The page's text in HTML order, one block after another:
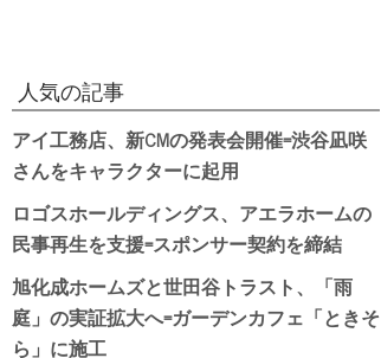
人気の記事
アイ工務店、新CMの発表会開催=渋谷凪咲
さんをキャラクターに起用
ロゴスホールディングス、アエラホームの
民事再生を支援=スポンサー契約を締結
旭化成ホームズと世田谷トラスト、「雨
庭」の実証拡大へ=ガーデンカフェ「ときそ
ら」に施工